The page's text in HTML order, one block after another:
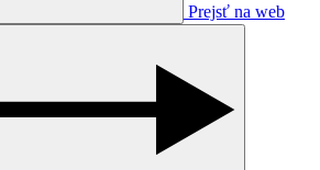
Prejsť na web